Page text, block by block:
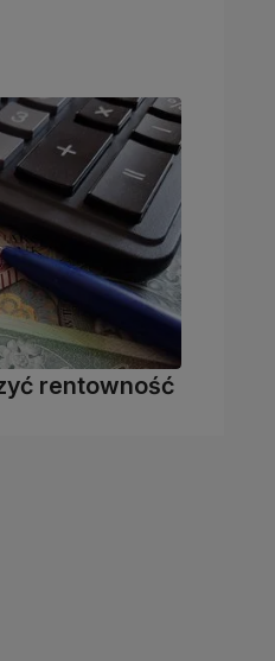
rentowność